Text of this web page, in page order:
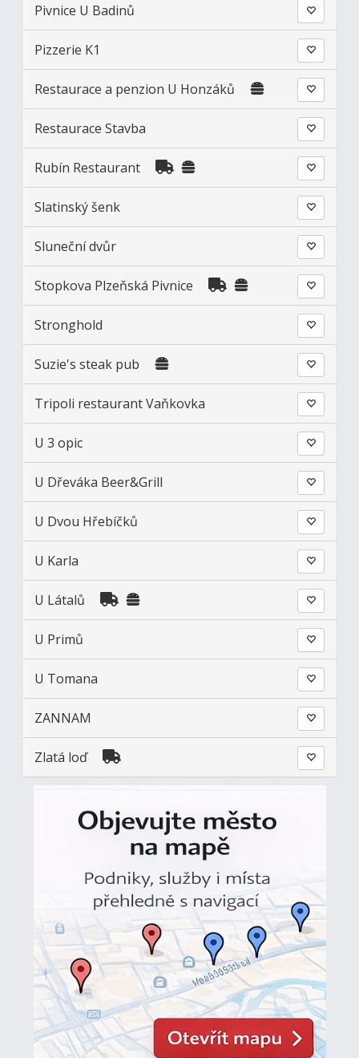
Pivnice U Badinů
Pizzerie K1
Restaurace a penzion U Honzáků
Restaurace Stavba
Rubín Restaurant
Slatinský šenk
Sluneční dvůr
Stopkova Plzeňská Pivnice
Stronghold
Suzie's steak pub
Tripoli restaurant Vaňkovka
U 3 opic
U Dřeváka Beer&Grill
U Dvou Hřebíčků
U Karla
U Látalů
U Primů
U Tomana
ZANNAM
Zlatá loď